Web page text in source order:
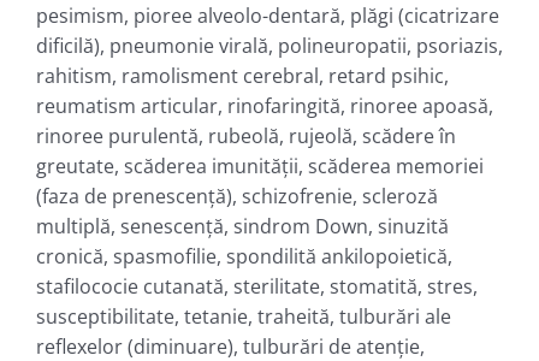
pesimism, pioree alveolo-dentară, plăgi (cicatrizare
dificilă), pneumonie virală, polineuropatii, psoriazis,
rahitism, ramolisment cerebral, retard psihic,
reumatism articular, rinofaringită, rinoree apoasă,
rinoree purulentă, rubeolă, rujeolă, scădere în
greutate, scăderea imunităţii, scăderea memoriei
(faza de prenescenţă), schizofrenie, scleroză
multiplă, senescenţă, sindrom Down, sinuzită
cronică, spasmofilie, spondilită ankilopoietică,
stafilococie cutanată, sterilitate, stomatită, stres,
susceptibilitate, tetanie, traheită, tulburări ale
reflexelor (diminuare), tulburări de atenţie,